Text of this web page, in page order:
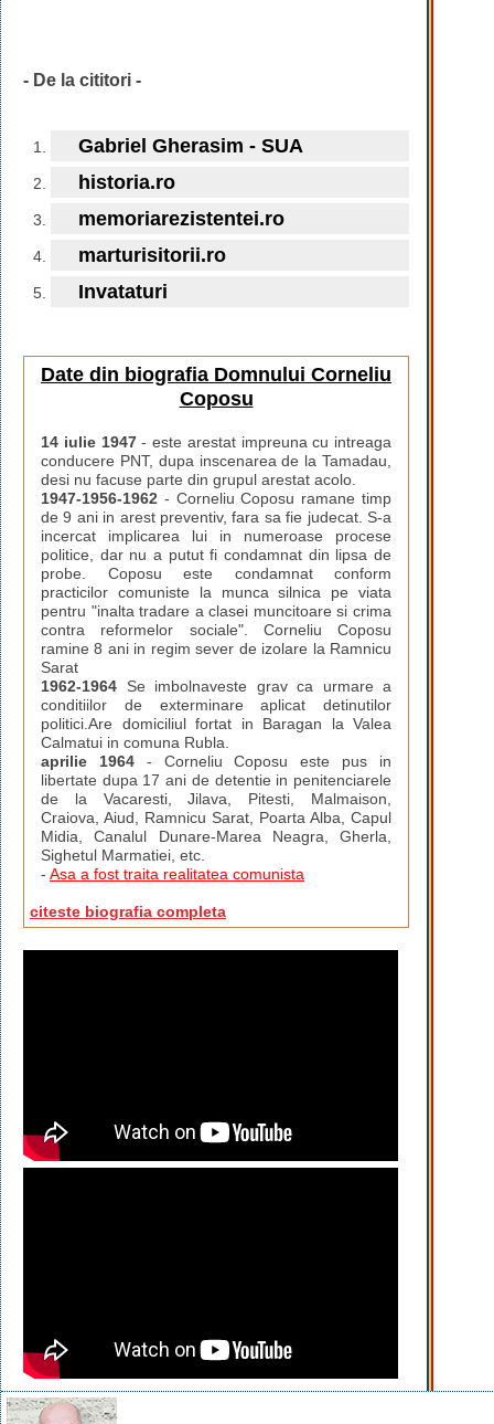
- De la cititori -
Gabriel Gherasim - SUA
historia.ro
memoriarezistentei.ro
marturisitorii.ro
Invataturi
Date din biografia Domnului Corneliu
Coposu
14 iulie 1947- este arestat impreuna cu intreaga
conducere PNT, dupa inscenarea de la Tamadau,
desi nu facuse parte din grupul arestat acolo.
1947-1956-1962 - Corneliu Coposu ramane timp
de 9 ani in arest preventiv, fara sa fie judecat. S-a
incercat implicarea lui in numeroase procese
politice, dar nu a putut fi condamnat din lipsa de
probe. Coposu este condamnat conform
practicilor comuniste la munca silnica pe viata
pentru "inalta tradare a clasei muncitoare si crima
contra reformelor sociale". Corneliu Coposu
ramine 8 ani in regim sever de izolare la Ramnicu
Sarat
1962-1964 Se imbolnaveste grav ca urmare a
conditiilor de exterminare aplicat detinutilor
politici.Are domiciliul fortat in Baragan la Valea
Calmatui in comuna Rubla.
aprilie 1964- Corneliu Coposu este pus in
libertate dupa 17 ani de detentie in penitenciarele
de la Vacaresti, Jilava, Pitesti, Malmaison,
Craiova, Aiud, Ramnicu Sarat, Poarta Alba, Capul
Midia, Canalul Dunare-Marea Neagra, Gherla,
Sighetul Marmatiei, etc.
- Asa a fost traita realitatea comunista
citeste biografia completa